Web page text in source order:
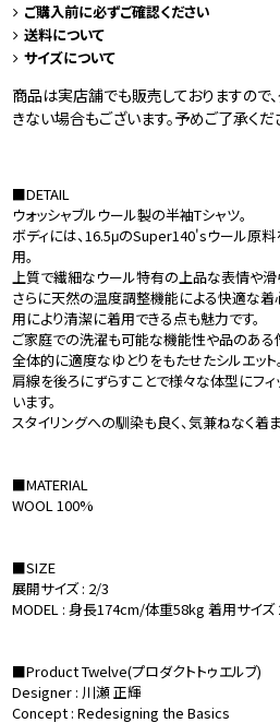
ご購入前に必ずご確認ください
送料について
サイズについて
商品は実店舗でも販売しておりますので
きない場合もございます。予めご了承くだ
■DETAIL
ウォッシャブルウール製の半袖Tシャツ。
ボディには、16.5μのSuper140'sウール原
用。
上質で繊細なウール特有の上品な表情や滑
さらに天然の温度調整機能による快適な着
用により清潔に着用できる点も魅力です。
ご家庭での洗濯も可能な機能性や品のある
全体的に適度なゆとりをもたせたシルエット。
肩線を後ろにずらすことで様々な体型にフィ
います。
スタイリングへの馴染も良く、気兼ねなく着
■MATERIAL
WOOL 100%
■SIZE
展開サイズ : 2/3
MODEL : 身長174cm/体重58kg 着用サイズ
■Product Twelve(プロダクトトゥエルブ)
Designer : 川瀬 正輝
Concept : Redesigning the Basics